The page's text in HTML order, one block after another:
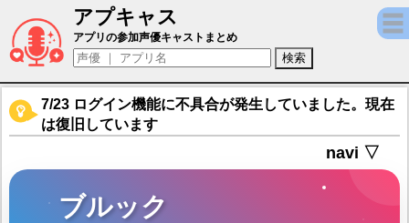
アプキャス
ブルック（声優：斉藤次郎)【Exos Heroes (
アプリの参加声優キャストまとめ
7/23 ログイン機能に不具合が発生していました。現在
は復旧しています
navi ▽
ブルック